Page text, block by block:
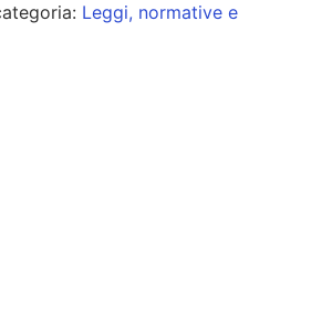
Leggi, normative e